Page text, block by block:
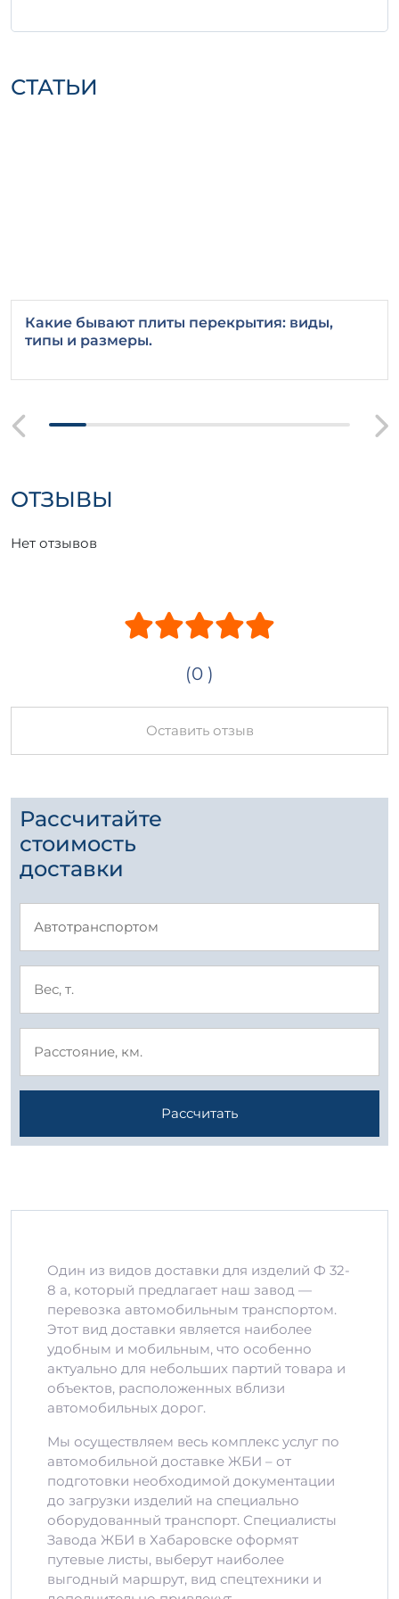
Храните на ровной и прочной
деформации.
Избегайте резких ударов и падений во
объектов.
СТАТЬИ
Какие бывают плиты перекрытия: виды,
типы и размеры.
ОТЗЫВЫ
Нет отзывов
(0 )
Оставить отзыв
Рассчитайте
стоимость
доставки
Рассчитать
Один из видов доставки для изделий Ф 32-
8 а, который предлагает наш завод —
перевозка автомобильным транспортом.
Этот вид доставки является наиболее
удобным и мобильным, что особенно
актуально для небольших партий товара и
объектов, расположенных вблизи
автомобильных дорог.
Мы осуществляем весь комплекс услуг по
автомобильной доставке ЖБИ – от
подготовки необходимой документации
до загрузки изделий на специально
оборудованный транспорт. Специалисты
Завода ЖБИ в Хабаровске оформят
путевые листы, выберут наиболее
выгодный маршрут, вид спецтехники и